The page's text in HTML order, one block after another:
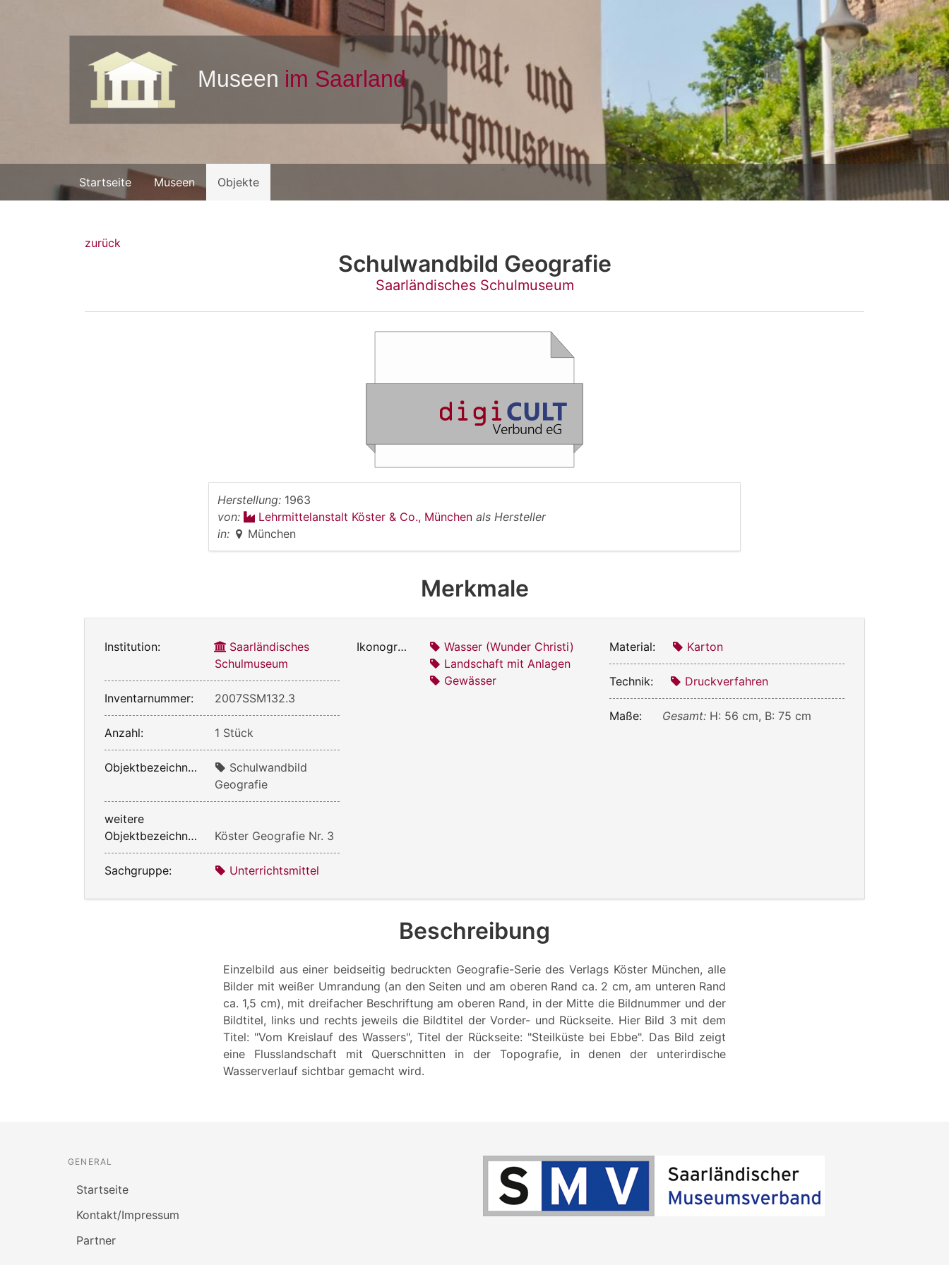
Startseite Museen Objekte
zurück
Schulwandbild Geografie
Saarländisches Schulmuseum
Herstellung: 1963
von:
Lehrmittelanstalt Köster & Co., München als Hersteller
in:
München
Merkmale
Institution:
Saarländisches
Schulmuseum
Inventarnummer: 2007SSM132.3
Anzahl: 1 Stück
Objektbezeichnung:
Schulwandbild
Geografie
weitere
Objektbezeichnung:
Köster Geografie Nr. 3
Sachgruppe: Unterrichtsmittel
Ikonografie:
Wasser (Wunder Christi)
Landschaft mit Anlagen
Gewässer
Material: Karton
Technik: Druckverfahren
Maße: Gesamt: H: 56 cm, B: 75 cm
Beschreibung
Einzelbild aus einer beidseitig bedruckten Geografie-Serie des Verlags Köster München, alle
Bilder mit weißer Umrandung (an den Seiten und am oberen Rand ca. 2 cm, am unteren Rand
ca. 1,5 cm), mit dreifacher Beschriftung am oberen Rand, in der Mitte die Bildnummer und der
Bildtitel, links und rechts jeweils die Bildtitel der Vorder- und Rückseite. Hier Bild 3 mit dem
Titel: "Vom Kreislauf des Wassers", Titel der Rückseite: "Steilküste bei Ebbe". Das Bild zeigt
eine Flusslandschaft mit Querschnitten in der Topografie, in denen der unterirdische
Wasserverlauf sichtbar gemacht wird.
GENERAL
Startseite
Kontakt/Impressum
Partner